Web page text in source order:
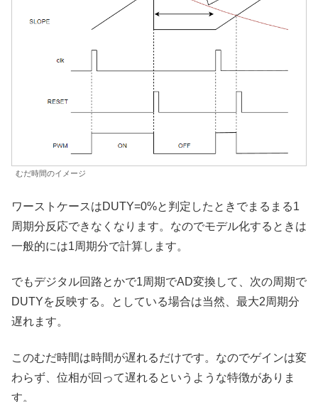
むだ時間のイメージ
ワーストケースはDUTY=0%と判定したときでまるまる1
周期分反応できなくなります。なのでモデル化するときは
一般的には1周期分で計算します。
でもデジタル回路とかで1周期でAD変換して、次の周期で
DUTYを反映する。としている場合は当然、最大2周期分
遅れます。
このむだ時間は時間が遅れるだけです。なのでゲインは変
わらず、位相が回って遅れるというような特徴がありま
す。